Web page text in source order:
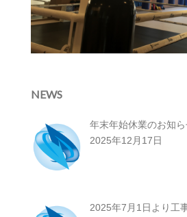
NEWS
年末年始休業のお知
2025年12月17日
2025年7月1日より工